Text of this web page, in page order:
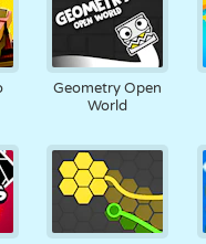
Geometry Open
World